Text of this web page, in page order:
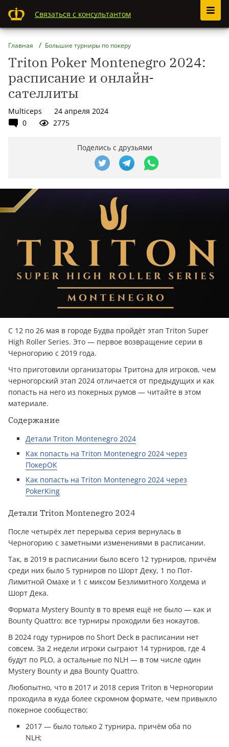
Связаться с консультантом
Главная Большие турниры по покеру
Triton Poker Montenegro 2024:
расписание и онлайн-
сателлиты
Multiceps
24 апреля 2024
0
2775
Поделись с друзьями
С 12 по 26 мая в городе Будва пройдёт этап Triton Super
High Roller Series. Это — первое возвращение серии в
Черногорию с 2019 года.
Что приготовили организаторы Тритона для игроков, чем
черногорский этап 2024 отличается от предыдущих и как
попасть на него из покерных румов — читайте в этом
материале.
Содержание
Детали Triton Montenegro 2024
Как попасть на Triton Montenegro 2024 через
ПокерОК
Как попасть на Triton Montenegro 2024 через
PokerKing
Детали Triton Montenegro 2024
После четырёх лет перерыва серия вернулась в
Черногорию с заметными изменениями в расписании.
Так, в 2019 в расписании было всего 12 турниров, причём
среди них было 5 турниров по Шорт Деку, 1 по Пот-
Лимитной Омахе и 1 с миксом Безлимитного Холдема и
Шорт Дека.
Формата Mystery Bounty в то время ещё не было — как и
Bounty Quattro: все турниры проходили без нокаутов.
В 2024 году турниров по Short Deck в расписании нет
совсем. За 2 недели игроки сыграют 14 турниров, где 4
будут по PLO, а остальные по NLH — в том числе один
Mystery Bounty и два Bounty Quattro.
Любопытно, что в 2017 и 2018 серия Triton в Черногории
проходила в куда более скромном формате, чем привыкло
покерное сообщество:
2017 — было только 2 турнира, причём оба по
NLH;